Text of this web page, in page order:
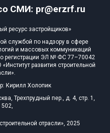
СМИ: pr@erzrf.ru
ресурс застройщиков»
службой по надзору в сфере
и массовых коммуникаций
регистрации ЭЛ № ФС 77–70042
развития строительной
Кирилл Холопик
Трехпрудный пер., д. 4, стр. 1,
502,
отрасли», 2025